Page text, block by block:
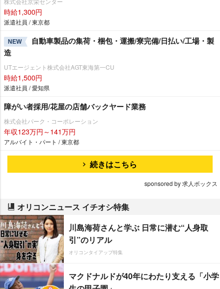
時給1,300円
派遣社員 / 東京都
NEW
自動車製品の集荷・梱包・運搬/寮完備/日払い/工場・製
造
UTエージェント株式会社AGT東海第一CU
時給1,500円
派遣社員 / 愛知県
障がい者採用/花屋の店舗バックヤード業務
株式会社パーク・コーポレーション
年収123万円～141万円
アルバイト・パート / 東京都
続きはこちら
sponsored by 求人ボックス
オリコンニュース イチオシ特集
川島海荷さんと学ぶ 日常に潜む“人身取
引”のリアル
オリコンタイアップ特集
マクドナルドが40年にわたり支える「小学